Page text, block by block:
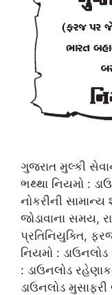
ગુજરાત મુલ્કી
ભથ્થા નિયમો :
નોકરીની
જોડાવાના સમય,
પ્રતિનિયુક્તિ,
નિયમો :
: ડાઉનલોડ
ડાઉનલોડ